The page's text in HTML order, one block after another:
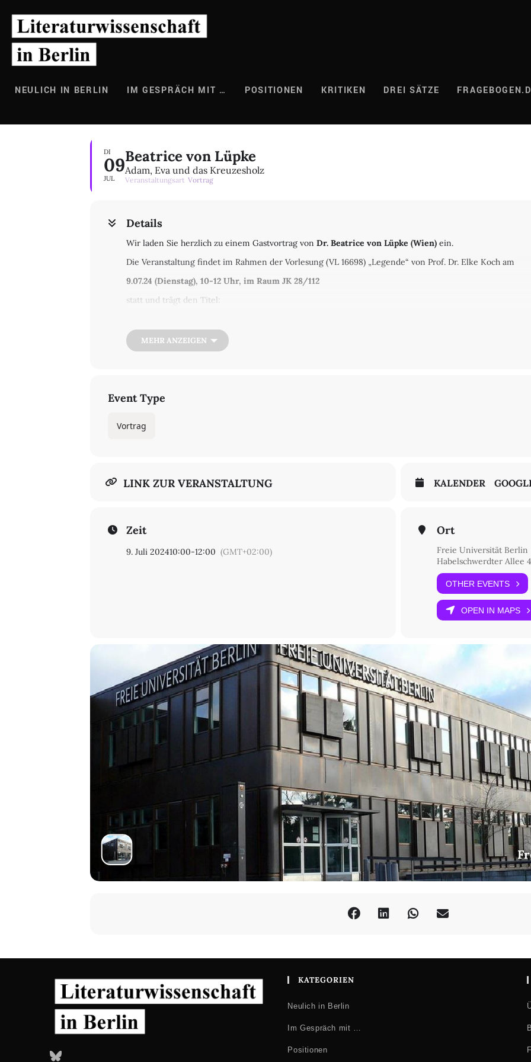
Inhalt
springen
NEULICH IN BERLIN IM GESPRÄCH MIT … POSITIONEN KRITIKEN DREI SÄTZE
DI
09
JUL
Beatrice von Lüpke
Adam, Eva und das Kreuzesholz
Veranstaltungsart Vortrag
Details
Wir laden Sie herzlich zu einem Gastvortrag von Dr. Beatrice von Lüpke (Wien) ein.
Die Veranstaltung findet im Rahmen der Vorlesung (VL 16698) „Legende“ von Prof. Dr. Elke Koch am
9.07.24 (Dienstag), 10-12 Uhr, im Raum JK 28/112
statt und trägt den Titel:
Alle Interessierten sind herzlich eingeladen!
MEHR ANZEIGEN
Event Type
Vortrag
LINK ZUR VERANSTALTUNG KALENDER
Zeit
9. Juli 202410:00-12:00 (GMT+02:00)
Ort
Freie Universität Berlin
Habelschwerdter Allee
OTHER EVENTS
OPEN IN MAPS
Bluesky
KATEGORIEN
Neulich in Berlin
Im Gespräch mit …
Positionen